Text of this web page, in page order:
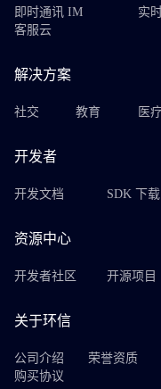
即时通讯 IM 实
客服云
解决方案
社交 教育 医
开发者
开发文档 SDK 下载
资源中心
开发者社区 开源项目
关于环信
公司介绍 荣誉资质
购买协议